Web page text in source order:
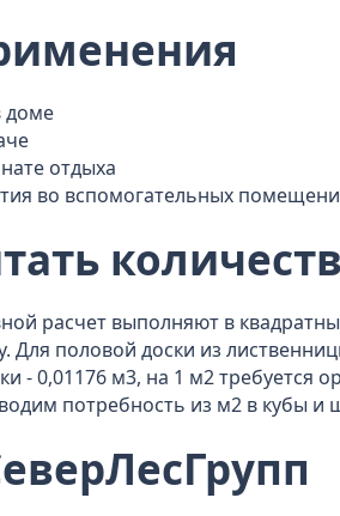
доме
отдыха
во вспомогательных
расчет выполняют в
Для половой доски из
- 0,01176 м3, на 1 м2 требуется
потребность из м2 в кубы и